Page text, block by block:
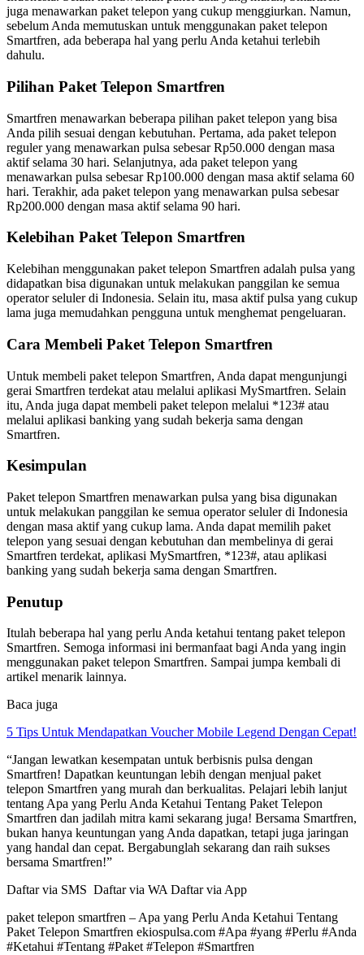
juga menawarkan paket telepon yang cukup menggiurkan. Namun,
sebelum Anda memutuskan untuk menggunakan paket telepon
Smartfren, ada beberapa hal yang perlu Anda ketahui terlebih
dahulu.
Pilihan Paket Telepon Smartfren
Smartfren menawarkan beberapa pilihan paket telepon yang bisa
Anda pilih sesuai dengan kebutuhan. Pertama, ada paket telepon
reguler yang menawarkan pulsa sebesar Rp50.000 dengan masa
aktif selama 30 hari. Selanjutnya, ada paket telepon yang
menawarkan pulsa sebesar Rp100.000 dengan masa aktif selama 60
hari. Terakhir, ada paket telepon yang menawarkan pulsa sebesar
Rp200.000 dengan masa aktif selama 90 hari.
Kelebihan Paket Telepon Smartfren
Kelebihan menggunakan paket telepon Smartfren adalah pulsa yang
didapatkan bisa digunakan untuk melakukan panggilan ke semua
operator seluler di Indonesia. Selain itu, masa aktif pulsa yang cukup
lama juga memudahkan pengguna untuk menghemat pengeluaran.
Cara Membeli Paket Telepon Smartfren
Untuk membeli paket telepon Smartfren, Anda dapat mengunjungi
gerai Smartfren terdekat atau melalui aplikasi MySmartfren. Selain
itu, Anda juga dapat membeli paket telepon melalui *123# atau
melalui aplikasi banking yang sudah bekerja sama dengan
Smartfren.
Kesimpulan
Paket telepon Smartfren menawarkan pulsa yang bisa digunakan
untuk melakukan panggilan ke semua operator seluler di Indonesia
dengan masa aktif yang cukup lama. Anda dapat memilih paket
telepon yang sesuai dengan kebutuhan dan membelinya di gerai
Smartfren terdekat, aplikasi MySmartfren, *123#, atau aplikasi
banking yang sudah bekerja sama dengan Smartfren.
Penutup
Itulah beberapa hal yang perlu Anda ketahui tentang paket telepon
Smartfren. Semoga informasi ini bermanfaat bagi Anda yang ingin
menggunakan paket telepon Smartfren. Sampai jumpa kembali di
artikel menarik lainnya.
Baca juga
5 Tips Untuk Mendapatkan Voucher Mobile Legend Dengan Cepat!
“Jangan lewatkan kesempatan untuk berbisnis pulsa dengan
Smartfren! Dapatkan keuntungan lebih dengan menjual paket
telepon Smartfren yang murah dan berkualitas. Pelajari lebih lanjut
tentang Apa yang Perlu Anda Ketahui Tentang Paket Telepon
Smartfren dan jadilah mitra kami sekarang juga! Bersama Smartfren,
bukan hanya keuntungan yang Anda dapatkan, tetapi juga jaringan
yang handal dan cepat. Bergabunglah sekarang dan raih sukses
bersama Smartfren!”
Daftar via SMS Daftar via WA Daftar via App
paket telepon smartfren – Apa yang Perlu Anda Ketahui Tentang
Paket Telepon Smartfren ekiospulsa.com #Apa #yang #Perlu #Anda
#Ketahui #Tentang #Paket #Telepon #Smartfren